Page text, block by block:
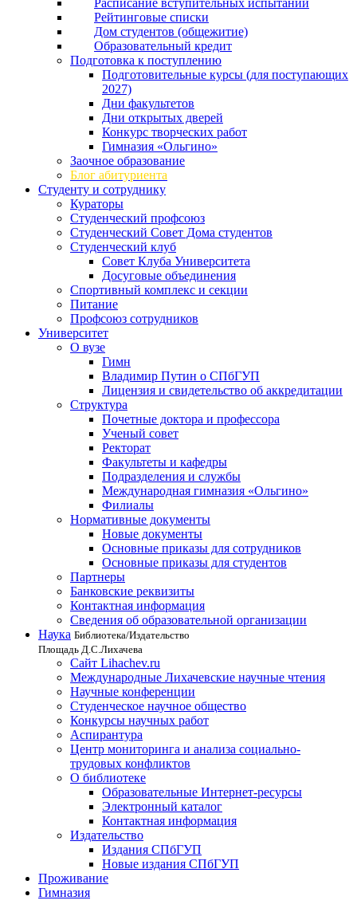
Расписание вступительных испытаний
Рейтинговые списки
Дом студентов (общежитие)
Образовательный кредит
Подготовка к поступлению
Подготовительные курсы (для поступающих
2027)
Дни факультетов
Дни открытых дверей
Конкурс творческих работ
Гимназия «Ольгино»
Заочное образование
Блог абитуриента
Студенту и сотруднику
Кураторы
Студенческий профсоюз
Студенческий Совет Дома студентов
Студенческий клуб
Совет Клуба Университета
Досуговые объединения
Спортивный комплекс и секции
Питание
Профсоюз сотрудников
Университет
О вузе
Гимн
Владимир Путин о СПбГУП
Лицензия и свидетельство об аккредитации
Структура
Почетные доктора и профессора
Ученый совет
Ректорат
Факультеты и кафедры
Подразделения и службы
Международная гимназия «Ольгино»
Филиалы
Нормативные документы
Новые документы
Основные приказы для сотрудников
Основные приказы для студентов
Партнеры
Банковские реквизиты
Контактная информация
Сведения об образовательной организации
Наука Библиотека/Издательство
Площадь Д.С.Лихачева
Сайт Lihachev.ru
Международные Лихачевские научные чтения
Научные конференции
Студенческое научное общество
Конкурсы научных работ
Аспирантура
Центр мониторинга и анализа социально-
трудовых конфликтов
О библиотеке
Образовательные Интернет-ресурсы
Электронный каталог
Контактная информация
Издательство
Издания СПбГУП
Новые издания СПбГУП
Проживание
Гимназия